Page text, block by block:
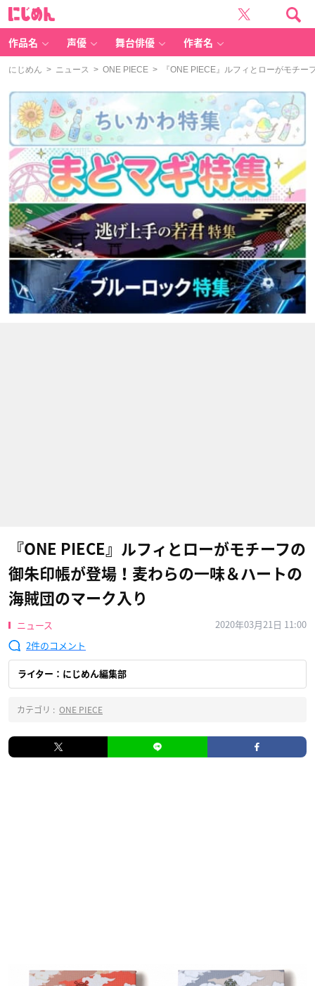
作品名 声優 舞台俳優 作者名
にじめん > ニュース > ONE PIECE > 『ONE PIECE』ルフィとローがモチー
『ONE PIECE』ルフィとローがモチーフの
御朱印帳が登場！麦わらの一味＆ハートの
海賊団のマーク入り
ニュース
2020年03月21日 11:00
2
ライター：にじめん編集部
カテゴリ : ONE PIECE